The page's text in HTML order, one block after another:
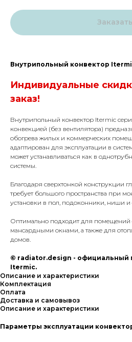
Заказать
Внутрипольный конвектор
Индивидуальные
заказ!
Внутрипольный конвектор Itermic
конвекцией (без вентилятора)
обогрева жилых и коммерческих
адаптирован для эксплуатации в
может устанавливаться как в
системы.
Благодаря сверхтонкой конструкции
требует большого пространства при
установки в пол, подоконники, ниши и
Оптимально подходит для помещений
мансардными окнами, а также для
домов.
© radiator.design - официальный
Itermic.
Описание и характеристики
Комплектация
Оплата
Доставка и самовывоз
Описание и характеристики
Параметры эксплуатации